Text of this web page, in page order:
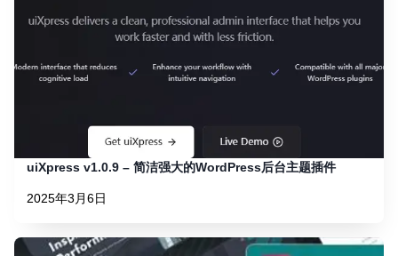
uiXpress v1.0.9 – 简洁强大的WordPress后台主题插件
2025年3月6日